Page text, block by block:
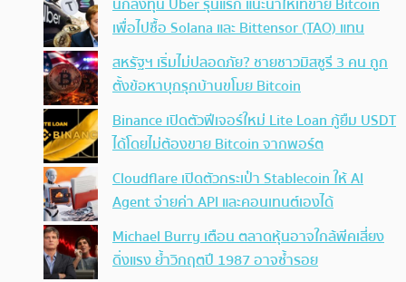
นักลงทุน Uber รุ่นแรก แนะนำให้เทขาย Bitcoin
เพื่อไปซื้อ Solana และ Bittensor (TAO) แทน
สหรัฐฯ เริ่มไม่ปลอดภัย? ชายชาวมิสซูรี 3 คน ถูก
ตั้งข้อหาบุกรุกบ้านขโมย Bitcoin
Binance เปิดตัวฟีเจอร์ใหม่ Lite Loan กู้ยืม USDT
ได้โดยไม่ต้องขาย Bitcoin จากพอร์ต
Cloudflare เปิดตัวกระเป๋า Stablecoin ให้ AI
Agent จ่ายค่า API และคอนเทนต์เองได้
Michael Burry เตือน ตลาดหุ้นอาจใกล้พีคเสี่ยง
ดิ่งแรง ย้ำวิกฤตปี 1987 อาจซ้ำรอย